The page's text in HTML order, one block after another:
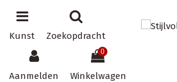
Kunst Zoekopdracht
Aanmelden
0
Winkelwagen